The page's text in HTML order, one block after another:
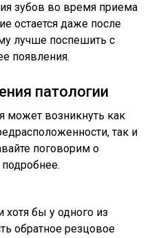
зубов во время приема
остается даже после
лучше поспешить с
появления.
патологии
может возникнуть как
так и
поговорим о
подробнее.
хотя бы у одного из
обратное резцовое